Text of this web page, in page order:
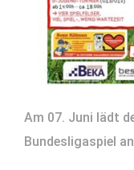
Am 07. Juni lädt
Bundesligaspiel